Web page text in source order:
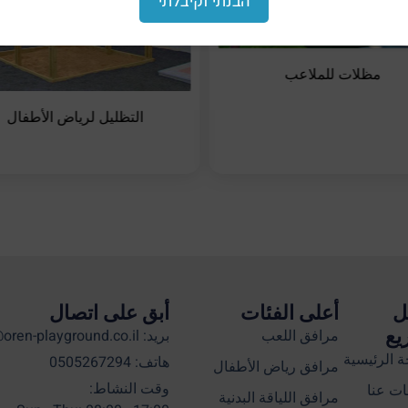
مظلات للملاعب
التظليل لرياض الأطفال
الرئيسية
عنا
أعلى الفئات
مرافق اللعب
مرافق رياض الأطفال
مرافق اللياقة البدنية
أبق على اتصال
بريد: info@oren-playground.co.il
هاتف: 0505267294
وقت النشاط: